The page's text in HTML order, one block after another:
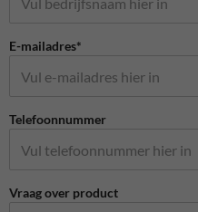
E-mailadres*
Telefoonnummer
Vraag over product